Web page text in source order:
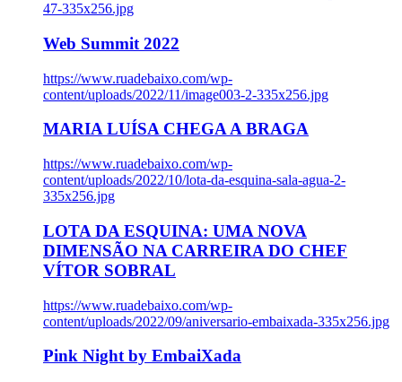
47-335x256.jpg
Web Summit 2022
https://www.ruadebaixo.com/wp-
content/uploads/2022/11/image003-2-335x256.jpg
MARIA LUÍSA CHEGA A BRAGA
https://www.ruadebaixo.com/wp-
content/uploads/2022/10/lota-da-esquina-sala-agua-2-
335x256.jpg
LOTA DA ESQUINA: UMA NOVA
DIMENSÃO NA CARREIRA DO CHEF
VÍTOR SOBRAL
https://www.ruadebaixo.com/wp-
content/uploads/2022/09/aniversario-embaixada-335x256.jpg
Pink Night by EmbaiXada